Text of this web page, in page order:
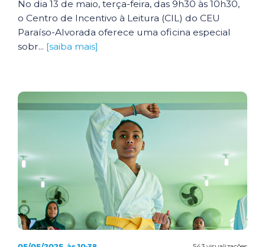
No dia 13 de maio, terça-feira, das 9h30 às 10h30,
o Centro de Incentivo à Leitura (CIL) do CEU
Paraíso-Alvorada oferece uma oficina especial
sobr... [saiba mais]